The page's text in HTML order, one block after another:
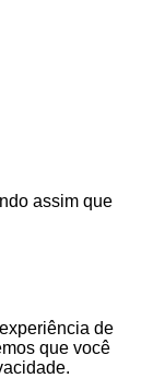
assim que
de
que você